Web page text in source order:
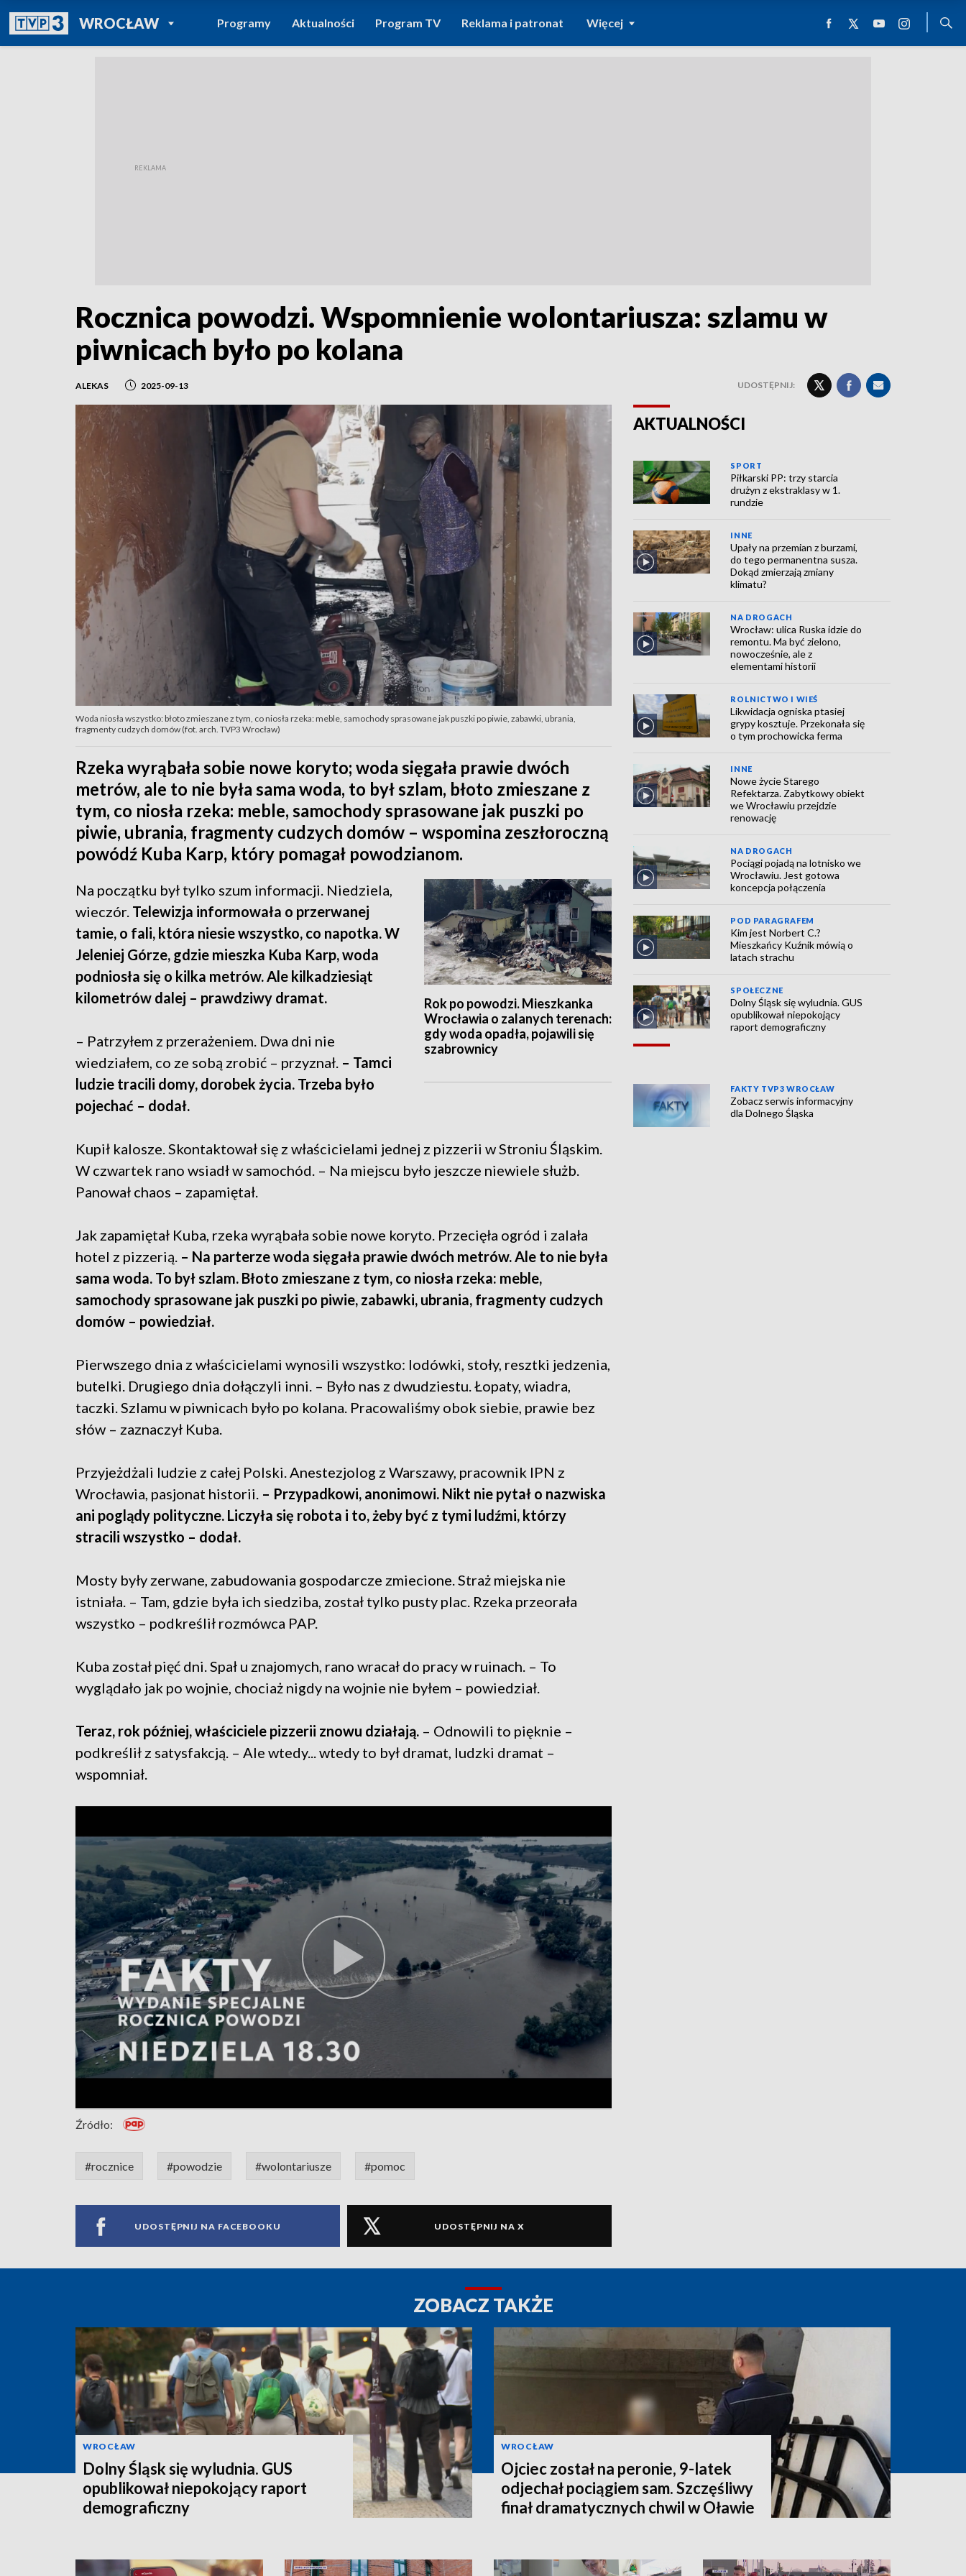
WROCŁAWPOWRÓT DO
TVP REGIONY
Programy Aktualności Program TV Reklama i patronat Więcej
Rocznica powodzi. Wspomnienie wolontariusza: szlamu w
piwnicach było po kolana
ALEKAS 2025-09-13 UDOSTĘPNIJ:
Woda niosła wszystko: błoto zmieszane z tym, co niosła rzeka: meble, samochody sprasowane jak puszki po piwie, zabawki, ubrania,
fragmenty cudzych domów (fot. arch. TVP3 Wrocław)
Rzeka wyrąbała sobie nowe koryto; woda sięgała prawie dwóch
metrów, ale to nie była sama woda, to był szlam, błoto zmieszane z
tym, co niosła rzeka: meble, samochody sprasowane jak puszki po
piwie, ubrania, fragmenty cudzych domów – wspomina zeszłoroczną
powódź Kuba Karp, który pomagał powodzianom.
Rok po powodzi. Mieszkanka
Wrocławia o zalanych terenach:
gdy woda opadła, pojawili się
szabrownicy
Na początku był tylko szum informacji. Niedziela,
wieczór. Telewizja informowała o przerwanej
tamie, o fali, która niesie wszystko, co napotka. W
Jeleniej Górze, gdzie mieszka Kuba Karp, woda
podniosła się o kilka metrów. Ale kilkadziesiąt
kilometrów dalej – prawdziwy dramat.
– Patrzyłem z przerażeniem. Dwa dni nie
wiedziałem, co ze sobą zrobić – przyznał. – Tamci
ludzie tracili domy, dorobek życia. Trzeba było
pojechać – dodał.
Kupił kalosze. Skontaktował się z właścicielami jednej z pizzerii w Stroniu Śląskim.
W czwartek rano wsiadł w samochód. – Na miejscu było jeszcze niewiele służb.
Panował chaos – zapamiętał.
Jak zapamiętał Kuba, rzeka wyrąbała sobie nowe koryto. Przecięła ogród i zalała
hotel z pizzerią. – Na parterze woda sięgała prawie dwóch metrów. Ale to nie była
sama woda. To był szlam. Błoto zmieszane z tym, co niosła rzeka: meble,
samochody sprasowane jak puszki po piwie, zabawki, ubrania, fragmenty cudzych
domów – powiedział.
Pierwszego dnia z właścicielami wynosili wszystko: lodówki, stoły, resztki jedzenia,
butelki. Drugiego dnia dołączyli inni. – Było nas z dwudziestu. Łopaty, wiadra,
taczki. Szlamu w piwnicach było po kolana. Pracowaliśmy obok siebie, prawie bez
słów – zaznaczył Kuba.
Przyjeżdżali ludzie z całej Polski. Anestezjolog z Warszawy, pracownik IPN z
Wrocławia, pasjonat historii. – Przypadkowi, anonimowi. Nikt nie pytał o nazwiska
ani poglądy polityczne. Liczyła się robota i to, żeby być z tymi ludźmi, którzy
stracili wszystko – dodał.
Mosty były zerwane, zabudowania gospodarcze zmiecione. Straż miejska nie
istniała. – Tam, gdzie była ich siedziba, został tylko pusty plac. Rzeka przeorała
wszystko – podkreślił rozmówca PAP.
Kuba został pięć dni. Spał u znajomych, rano wracał do pracy w ruinach. – To
wyglądało jak po wojnie, chociaż nigdy na wojnie nie byłem – powiedział.
Teraz, rok później, właściciele pizzerii znowu działają. – Odnowili to pięknie –
podkreślił z satysfakcją. – Ale wtedy... wtedy to był dramat, ludzki dramat –
wspomniał.
Źródło:
#rocznice #powodzie #wolontariusze #pomoc
UDOSTĘPNIJ NA FACEBOOKU UDOSTĘPNIJ NA X
AKTUALNOŚCI
SPORT
Piłkarski PP: trzy starcia
drużyn z ekstraklasy w 1.
rundzie
INNE
Upały na przemian z burzami,
do tego permanentna susza.
Dokąd zmierzają zmiany
klimatu?
NA DROGACH
Wrocław: ulica Ruska idzie do
remontu. Ma być zielono,
nowocześnie, ale z
elementami historii
ROLNICTWO I WIEŚ
Likwidacja ogniska ptasiej
grypy kosztuje. Przekonała się
o tym prochowicka ferma
INNE
Nowe życie Starego
Refektarza. Zabytkowy obiekt
we Wrocławiu przejdzie
renowację
NA DROGACH
Pociągi pojadą na lotnisko we
Wrocławiu. Jest gotowa
koncepcja połączenia
POD PARAGRAFEM
Kim jest Norbert C.?
Mieszkańcy Kuźnik mówią o
latach strachu
SPOŁECZNE
Dolny Śląsk się wyludnia. GUS
opublikował niepokojący
raport demograficzny
FAKTY TVP3 WROCŁAW
Zobacz serwis informacyjny
dla Dolnego Śląska
ZOBACZ TAKŻE
WROCŁAW
Dolny Śląsk się wyludnia. GUS
opublikował niepokojący raport
demograficzny
WROCŁAW
Ojciec został na peronie, 9-latek
odjechał pociągiem sam. Szczęśliwy
finał dramatycznych chwil w Oławie